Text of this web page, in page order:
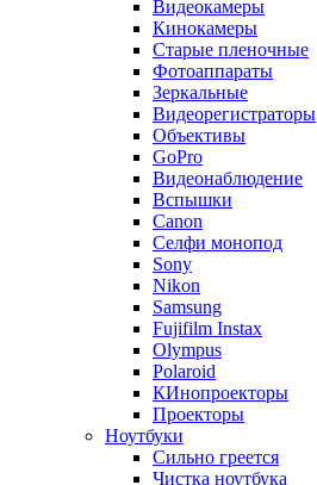
Видеокамеры
Кинокамеры
Старые пленочные
Фотоаппараты
Зеркальные
Видеорегистраторы
Объективы
GoPro
Видеонаблюдение
Вспышки
Canon
Селфи монопод
Sony
Nikon
Samsung
Fujifilm Instax
Olympus
Polaroid
КИнопроекторы
Проекторы
Ноутбуки
Сильно греется
Чистка ноутбука